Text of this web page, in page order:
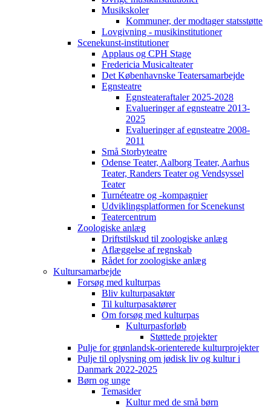
Musikskoler
Kommuner, der modtager statsstøtte
Lovgivning - musikinstitutioner
Scenekunst-institutioner
Applaus og CPH Stage
Fredericia Musicalteater
Det Københavnske Teatersamarbejde
Egnsteatre
Egnsteateraftaler 2025-2028
Evalueringer af egnsteatre 2013-
2025
Evalueringer af egnsteatre 2008-
2011
Små Storbyteatre
Odense Teater, Aalborg Teater, Aarhus
Teater, Randers Teater og Vendsyssel
Teater
Turnéteatre og -kompagnier
Udviklingsplatformen for Scenekunst
Teatercentrum
Zoologiske anlæg
Driftstilskud til zoologiske anlæg
Aflæggelse af regnskab
Rådet for zoologiske anlæg
Kultursamarbejde
Forsøg med kulturpas
Bliv kulturpasaktør
Til kulturpasaktører
Om forsøg med kulturpas
Kulturpasforløb
Støttede projekter
Pulje for grønlandsk-orienterede kulturprojekter
Pulje til oplysning om jødisk liv og kultur i
Danmark 2022-2025
Børn og unge
Temasider
Kultur med de små børn